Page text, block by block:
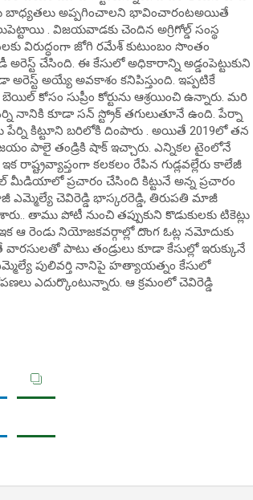
బాధ్యతలు అప్పగించాలని భావించారంటఅయితే
. విజయవాడకు చెందిన అగ్రిగోల్డ్ సంస్థ
విరుద్ధంగా జోగి రమేశ్ కుటుంబం సొంతం
చేసింది. ఈ కేసులో అధికారాన్ని అడ్డంపెట్టుకుని
అరెస్ట్ అయ్యే అవకాశం కనిపిస్తుంది. ఇప్పటికే
కోసం సుప్రీం కోర్టును ఆశ్రయించి ఉన్నారు. మరి
నానికి కూడా సన్‌ స్ట్రోక్ తగులుతూనే ఉంది. పేర్నా
కిట్టూని బరిలోకి దింపారు . అయితే 2019లో తన
పాలై తండ్రికి షాక్ ఇచ్చారు. ఎన్నికల టైంలోనే
కలకలం రేపిన గుడ్లవల్లేరు కాలేజీ
ప్రచారం చేసింది కిట్టునే అన్న ప్రచారం
ఎమ్మెల్యే చెవిరెడ్డి భాస్కరరెడ్డి, తిరుపతి మాజీ
తాము పోటీ నుంచి తప్పుకుని కొడుకులకు టికెట్లు
ఆ రెండు నియోజకవర్గాల్లో దొంగ ఓట్ల నమోదుకు
పాటు తండ్రులు కూడా కేసుల్లో ఇరుక్కునే
పులివర్తి నానిపై హత్యాయత్నం కేసులో
ఎదుర్కొంటున్నారు. ఆ క్రమంలో చెవిరెడ్డి